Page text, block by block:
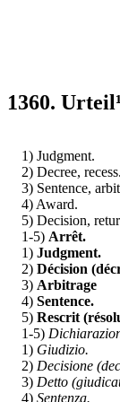
1360.
1) Judgment.
2) Decree, recess.
3) Sentence,
4) Award.
5) Decision,
1-5) Arrêt.
1) Judgment.
2) Décision
3) Arbitrage
4) Sentence.
5) Rescrit
1-5)
1) Giudizio.
2) Decisione
3) Detto
4) Sentenza.